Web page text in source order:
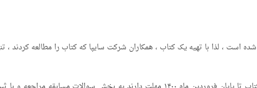
، لذا با تهیه یک کتاب ، همکاران شرکت سایپا که کتاب را مطالعه کردند ،